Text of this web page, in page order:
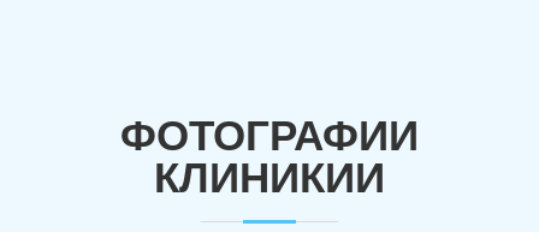
ФОТОГРАФИИ
КЛИНИКИИ